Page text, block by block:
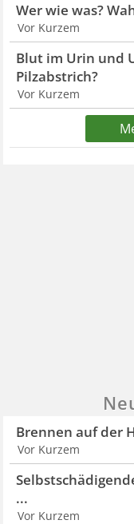
Wer wie was?
Vor Kurzem
Blut im Urin und
Pilzabstrich?
Vor Kurzem
Brennen auf der
Vor Kurzem
...
Vor Kurzem